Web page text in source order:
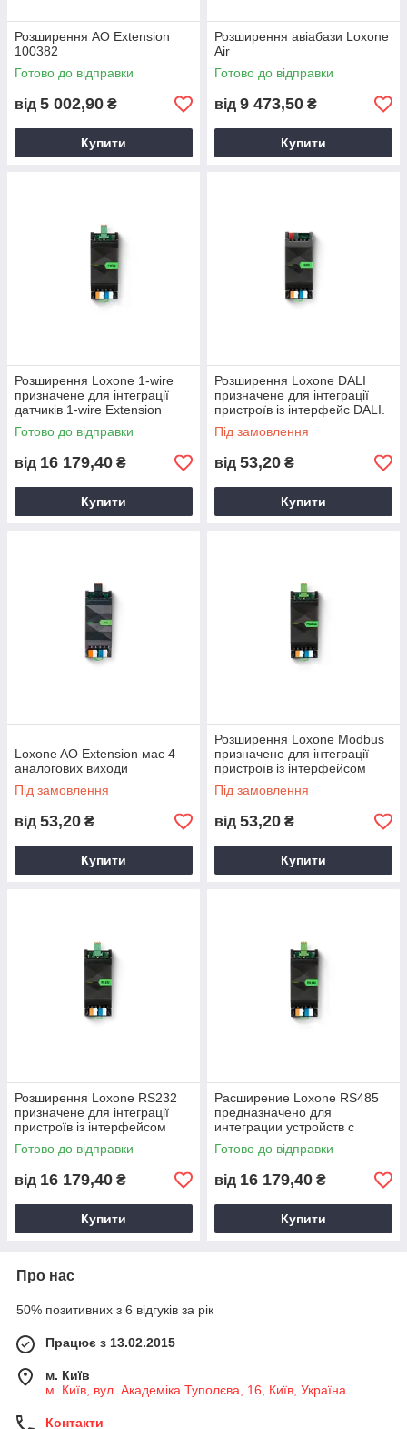
Розширення AO Extension
100382
Готово до відправки
від 5 002,90 ₴
Купити
Розширення авіабази Loxone
Air
Готово до відправки
від 9 473,50 ₴
Купити
Розширення Loxone 1-wire
призначене для інтеграції
датчиків 1-wire Extension
Готово до відправки
від 16 179,40 ₴
Купити
Розширення Loxone DALI
призначене для інтеграції
пристроїв із інтерфейс DALI.
Під замовлення
від 53,20 ₴
Купити
Loxone AO ​​Extension має 4
аналогових виходи
Під замовлення
від 53,20 ₴
Купити
Розширення Loxone Modbus
призначене для інтеграції
пристроїв із інтерфейсом
Modbus RTU.
Під замовлення
від 53,20 ₴
Купити
Розширення Loxone RS232
призначене для інтеграції
пристроїв із інтерфейсом
RS232.
Готово до відправки
від 16 179,40 ₴
Купити
Расширение Loxone RS485
предназначено для
интеграции устройств с
интерфейсом RS485.
Готово до відправки
від 16 179,40 ₴
Купити
Про нас
50% позитивних з 6 відгуків за рік
Працює з 13.02.2015
м. Київ
м. Київ, вул. Академіка Туполєва, 16, Київ, Україна
Контакти